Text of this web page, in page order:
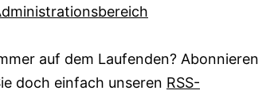
auf dem Laufenden? Abonnieren
doch einfach unseren RSS-